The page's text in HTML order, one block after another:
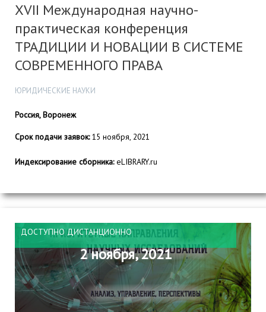
XVII Международная научно-
практическая конференция
ТРАДИЦИИ И НОВАЦИИ В СИСТЕМЕ
СОВРЕМЕННОГО ПРАВА
ЮРИДИЧЕСКИЕ НАУКИ
Россия, Воронеж
Срок подачи заявок:15 ноября, 2021
Индексирование сборника:eLIBRARY.ru
ДОСТУПНО ДИСТАНЦИОННО
2 ноября, 2021